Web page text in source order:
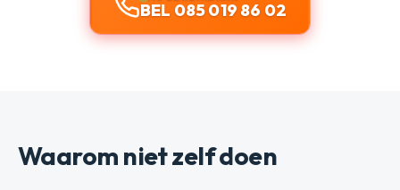
BEL 085 019 86 02
Waarom niet zelf doen